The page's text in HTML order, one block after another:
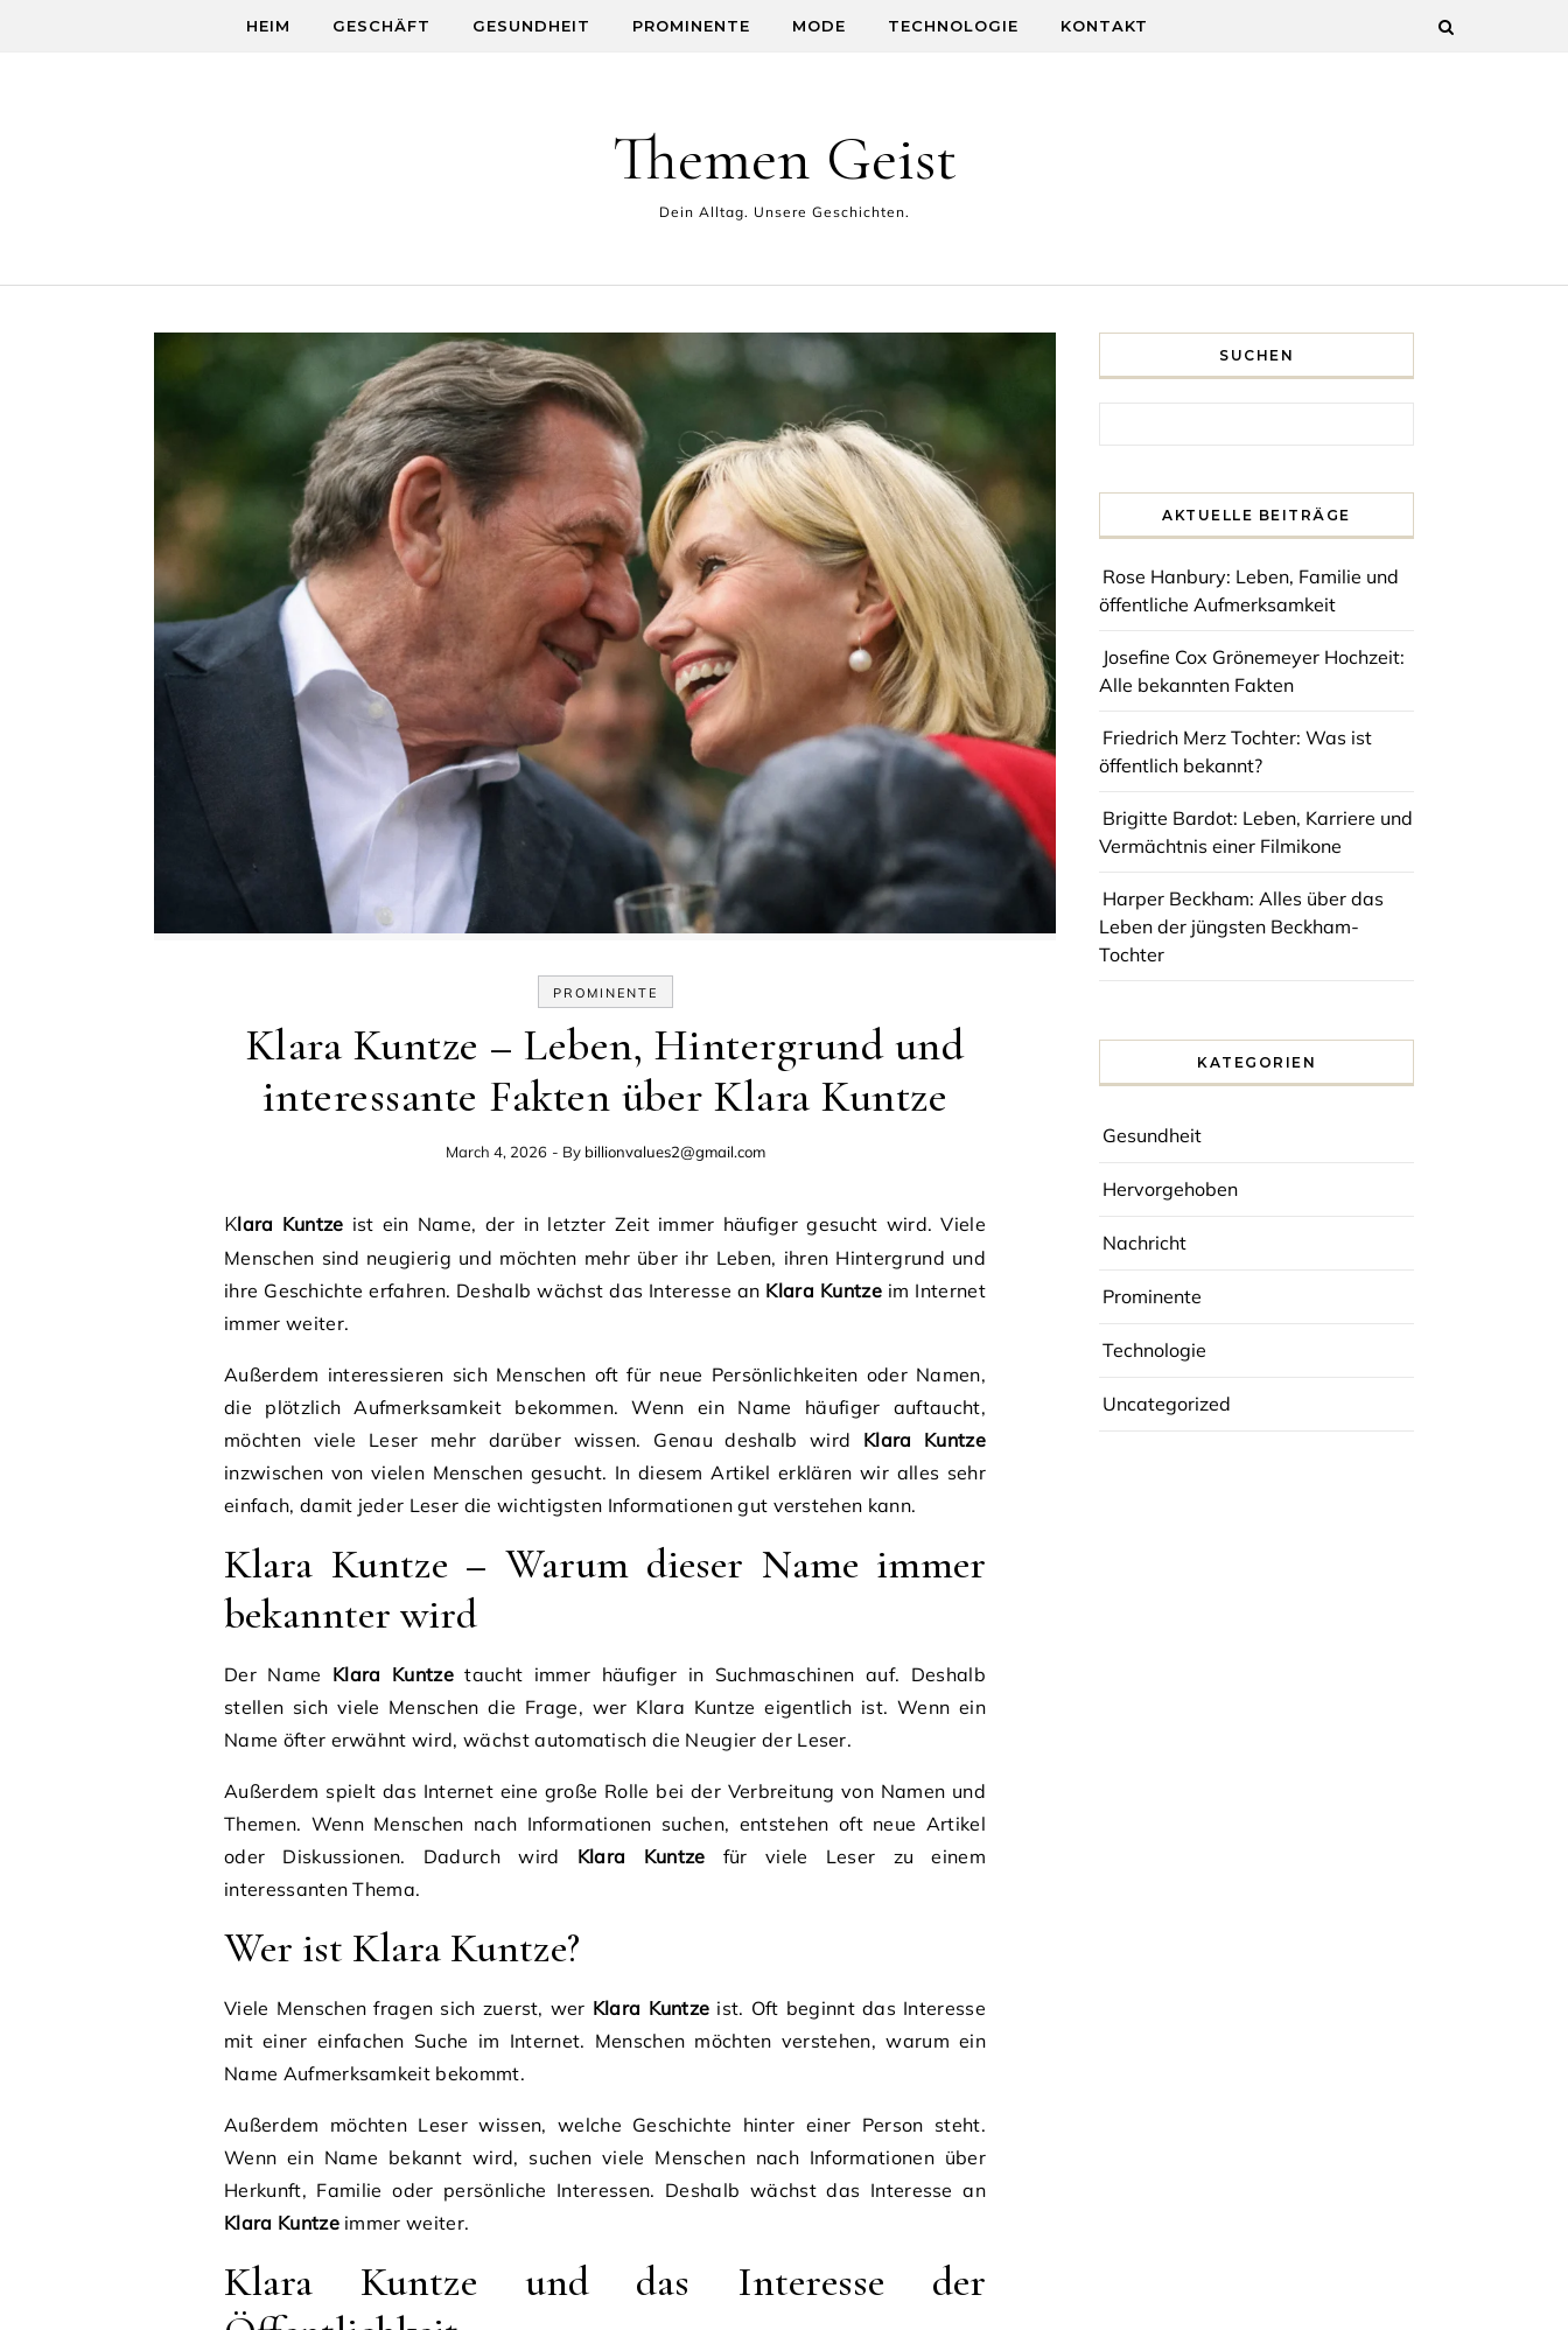
HEIM GESCHÄFT GESUNDHEIT PROMINENTE MODE TECHNOLOGIE KONTAKT
Themen Geist
Dein Alltag. Unsere Geschichten.
PROMINENTE
Klara Kuntze – Leben, Hintergrund und
interessante Fakten über Klara Kuntze
March 4, 2026 - By billionvalues2@gmail.com
Klara Kuntze ist ein Name, der in letzter Zeit immer häufiger gesucht wird. Viele
Menschen sind neugierig und möchten mehr über ihr Leben, ihren Hintergrund und
ihre Geschichte erfahren. Deshalb wächst das Interesse an Klara Kuntzeim Internet
immer weiter.
Außerdem interessieren sich Menschen oft für neue Persönlichkeiten oder Namen,
die plötzlich Aufmerksamkeit bekommen. Wenn ein Name häufiger auftaucht,
möchten viele Leser mehr darüber wissen. Genau deshalb wird Klara Kuntze
inzwischen von vielen Menschen gesucht. In diesem Artikel erklären wir alles sehr
einfach, damit jeder Leser die wichtigsten Informationen gut verstehen kann.
Klara Kuntze – Warum dieser Name immer
bekannter wird
Der Name Klara Kuntzetaucht immer häufiger in Suchmaschinen auf. Deshalb
stellen sich viele Menschen die Frage, wer Klara Kuntze eigentlich ist. Wenn ein
Name öfter erwähnt wird, wächst automatisch die Neugier der Leser.
Außerdem spielt das Internet eine große Rolle bei der Verbreitung von Namen und
Themen. Wenn Menschen nach Informationen suchen, entstehen oft neue Artikel
oder Diskussionen. Dadurch wird Klara Kuntze für viele Leser zu einem
interessanten Thema.
Wer ist Klara Kuntze?
Viele Menschen fragen sich zuerst, wer Klara Kuntze ist. Oft beginnt das Interesse
mit einer einfachen Suche im Internet. Menschen möchten verstehen, warum ein
Name Aufmerksamkeit bekommt.
Außerdem möchten Leser wissen, welche Geschichte hinter einer Person steht.
Wenn ein Name bekannt wird, suchen viele Menschen nach Informationen über
Herkunft, Familie oder persönliche Interessen. Deshalb wächst das Interesse an
Klara Kuntzeimmer weiter.
Klara Kuntze und das Interesse der
SUCHEN
AKTUELLE BEITRÄGE
Rose Hanbury: Leben, Familie und
öffentliche Aufmerksamkeit
Josefine Cox Grönemeyer Hochzeit:
Alle bekannten Fakten
Friedrich Merz Tochter: Was ist
öffentlich bekannt?
Brigitte Bardot: Leben, Karriere und
Vermächtnis einer Filmikone
Harper Beckham: Alles über das
Leben der jüngsten Beckham-
Tochter
KATEGORIEN
Gesundheit
Hervorgehoben
Nachricht
Prominente
Technologie
Uncategorized